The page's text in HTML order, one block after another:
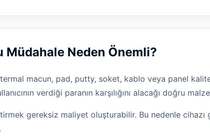
Neden Önemli?
macun, pad, putty, soket, kablo veya panel
verdiği paranın karşılığını alacağı doğru
gereksiz maliyet oluşturabilir. Bu nedenle